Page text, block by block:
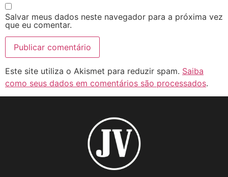
Salvar meus dados neste navegador para a próxima vez
que eu comentar.
Este site utiliza o Akismet para reduzir spam. Saiba
como seus dados em comentários são processados.